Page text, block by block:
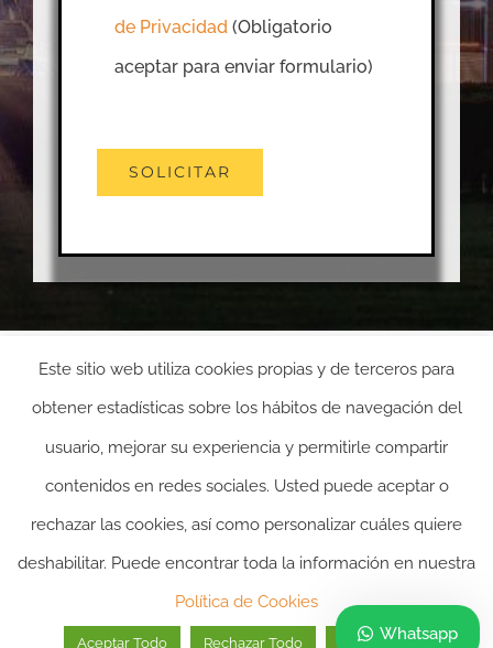
de Privacidad(Obligatorio
aceptar para enviar formulario)
|
COOKIES|AVISO LEGAL
Este sitio web utiliza cookies propias y de terceros para
obtener estadísticas sobre los hábitos de navegación del
usuario, mejorar su experiencia y permitirle compartir
contenidos en redes sociales. Usted puede aceptar o
rechazar las cookies, así como personalizar cuáles quiere
deshabilitar. Puede encontrar toda la información en nuestra
Política de Cookies
Aceptar Todo Rechazar Todo Personalizar
Whatsapp